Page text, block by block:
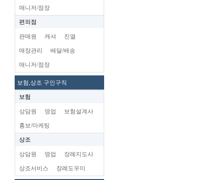
매니저/점장
편의점
판매원 캐셔 진열
매장관리 배달/배송
매니저/점장
보험,상조 구인구직
보험
상담원 영업 보험설계사
홍보/마케팅
상조
상담원 영업 장례지도사
상조서비스 장례도우미